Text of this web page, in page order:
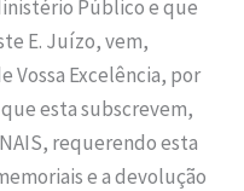
Público e que
E. Juízo, vem,
Vossa Excelência, por
esta subscrevem,
requerendo esta
e a devolução